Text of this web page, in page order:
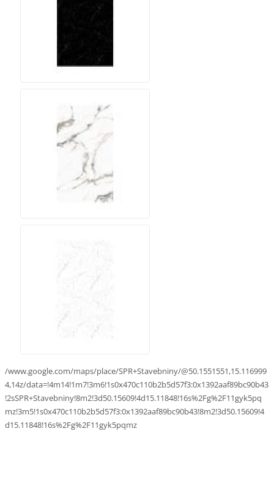
/www.google.com/maps/place/SPR+Stavebniny/@50.1551551,15.116999
4,14z/data=!4m14!1m7!3m6!1s0x470c110b2b5d57f3:0x1392aaf89bc90b43
!2sSPR+Stavebniny!8m2!3d50.15609!4d15.11848!16s%2Fg%2F11gyk5pq
mz!3m5!1s0x470c110b2b5d57f3:0x1392aaf89bc90b43!8m2!3d50.15609!4
d15.11848!16s%2Fg%2F11gyk5pqmz